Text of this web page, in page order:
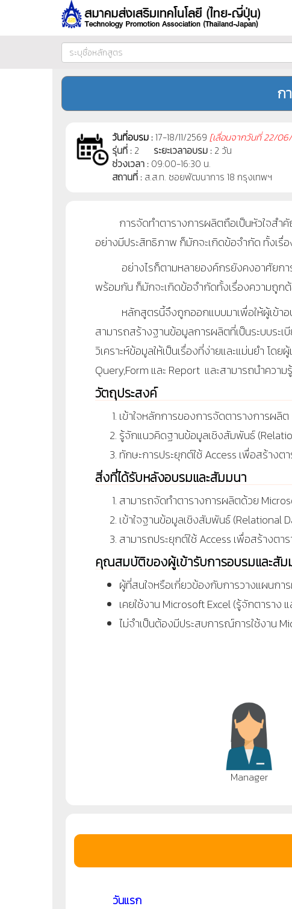
ก
วันที่อบรม :17-18/11/2569 [เลื่อนจากวันที่22/
รุ่นที่ : 2 ระยะเวลาอบรม : 2 วัน
ช่วงเวลา : 09:00-16:30 น.
สถานที่ : ส.ส.ท. ซอยพัฒนาการ 18 กรุงเทพฯ
การจัดทำตารางการผลิตถือเป็นหัวใจสำคั
อย่างมีประสิทธิภาพ ก็มักจะเกิดข้อจำกัด ทั้งเรื่
อย่างไรก็ตามหลายองค์กรยังคงอาศัยกา
พร้อมกัน ก็มักจะเกิดข้อจำกัดทั้งเรื่องความถูก
หลักสูตรนี้จึงถูกออกแบบมาเพื่อให้ผู้เข้าอ
สามารถสร้างฐานข้อมูลการผลิตที่เป็นระบบระ
วิเคราะห์ข้อมูลให้เป็นเรื่องที่ง่ายและแม่นยำ โ
Query,Form และ Report และสามารถนำความ
วัตถุประสงค์
เข้าใจหลักการของการจัดตารางการผลิต
รู้จักแนวคิดฐานข้อมูลเชิงสัมพันธ์
ทักษะการประยุกต์ใช้ Access เพื่อสร้าง
สิ่งที่ได้รับหลังอบรมและสัมมนา
สามารถจัดทำตารางการผลิตด้วย
เข้าใจฐานข้อมูลเชิงสัมพันธ์ (Relational
สามารถประยุกต์ใช้ Access เพื่อสร้างต
คุณสมบัติของผู้เข้ารับการอบรมและสัม
ผู้ที่สนใจหรือเกี่ยวข้องกับการวางแผนกา
เคยใช้งาน Microsoft Excel (รู้จักตาราง
ไม่จำเป็นต้องมีประสบการณ์การใช้งาน
Manager
วันแรก